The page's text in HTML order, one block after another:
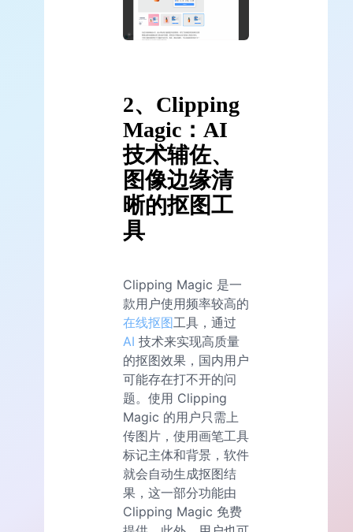
2、Clipping
Magic：AI
技术辅佐、
图像边缘清
晰的抠图工
具
Clipping Magic 是一
款用户使用频率较高的
在线抠图工具，通过
AI 技术来实现高质量
的抠图效果，国内用户
可能存在打不开的问
题。使用 Clipping
Magic 的用户只需上
传图片，使用画笔工具
标记主体和背景，软件
就会自动生成抠图结
果，这一部分功能由
Clipping Magic 免费